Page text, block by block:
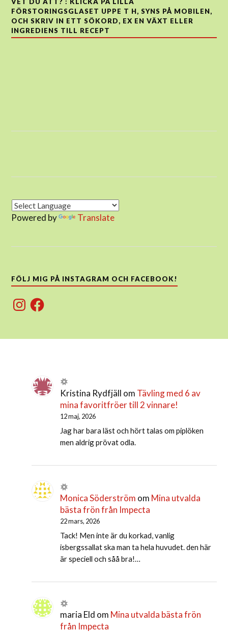
FÖRSTORINGSGLASET UPPE T H, SYNS PÅ MOBILEN,
OCH SKRIV IN ETT SÖKORD, EX EN VÄXT ELLER
INGREDIENS TILL RECEPT
Powered by Translate
FÖLJ MIG PÅ INSTAGRAM OCH FACEBOOK!
InstagramFacebook
Kristina Rydfjäll om Tävling med 6 av
mina favoritfröer till 2 vinnare!
12 maj, 2026
Jag har bara läst och hört talas om piplöken
men aldrig prövat odla.
Monica Söderström om Mina utvalda
bästa frön från Impecta
22 mars, 2026
Tack! Men inte är du korkad, vanlig
isbergssallat ska man ta hela huvudet. den här
är speciell och såå bra!…
maria Eld om Mina utvalda bästa frön
från Impecta